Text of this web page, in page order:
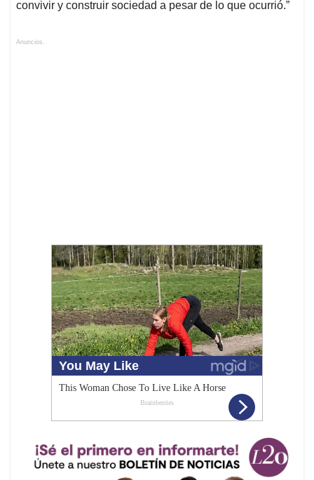
convivir y construir sociedad a pesar de lo que ocurrió.”
Anuncios.